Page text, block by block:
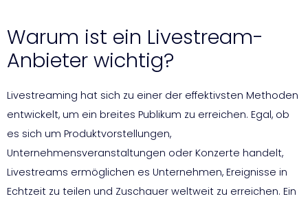
Warum ist ein Livestream-
Anbieter wichtig?
Livestreaming hat sich zu einer der effektivsten Methoden
entwickelt, um ein breites Publikum zu erreichen. Egal, ob
es sich um Produktvorstellungen,
Unternehmensveranstaltungen oder Konzerte handelt,
Livestreams ermöglichen es Unternehmen, Ereignisse in
Echtzeit zu teilen und Zuschauer weltweit zu erreichen. Ein